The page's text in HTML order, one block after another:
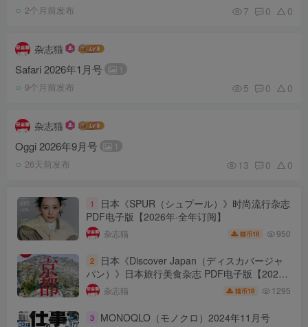
2个月前发布 7 0 0
杂志猫
Safari 2026年1月号 1
9个月前发布 5 0 0
杂志猫
Oggi 2026年9月号 1
26天前发布 13 0 0
1
日本《SPUR（シュプール）》时尚流行杂志
PDF电子版【2026年·全年订阅】
杂志猫 猫币18 950
2
日本《Discover Japan（ディスカバージャ
パン）》日本旅行美食杂志 PDF电子版【2025
年·全年订阅】
杂志猫 猫币18 1295
3 MONOQLO（モノクロ）2024年11月号